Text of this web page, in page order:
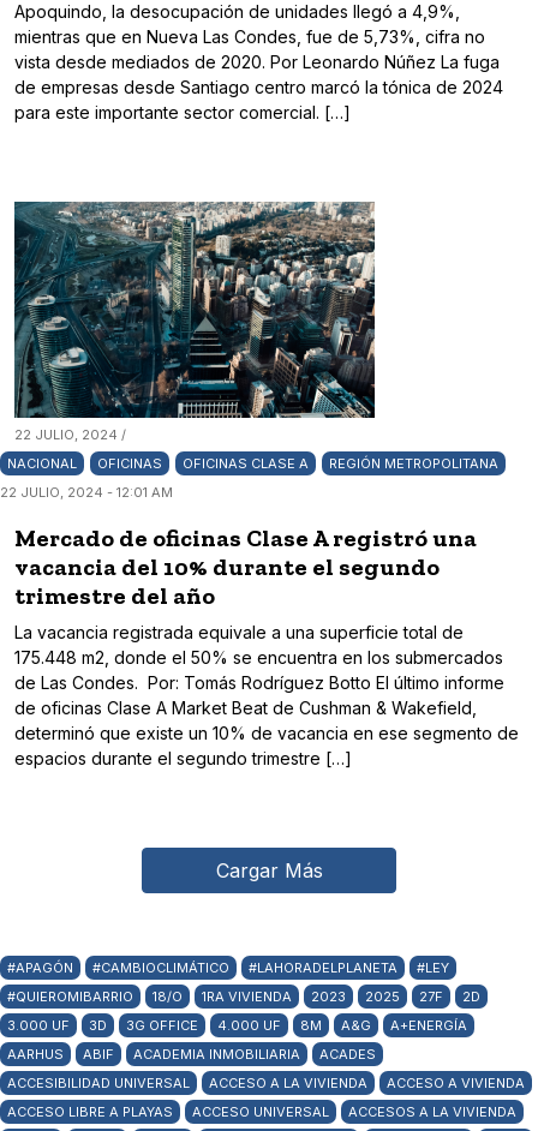
Apoquindo, la desocupación de unidades llegó a 4,9%,
mientras que en Nueva Las Condes, fue de 5,73%, cifra no
vista desde mediados de 2020. Por Leonardo Núñez La fuga
de empresas desde Santiago centro marcó la tónica de 2024
para este importante sector comercial. […]
22 JULIO, 2024 /
NACIONAL
OFICINAS OFICINAS CLASE A
REGIÓN METROPOLITANA
22 JULIO, 2024 - 12:01 AM
Mercado de oficinas Clase A registró una
vacancia del 10% durante el segundo
trimestre del año
La vacancia registrada equivale a una superficie total de
175.448 m2, donde el 50% se encuentra en los submercados
de Las Condes. Por: Tomás Rodríguez Botto El último informe
de oficinas Clase A Market Beat de Cushman & Wakefield,
determinó que existe un 10% de vacancia en ese segmento de
espacios durante el segundo trimestre […]
Cargar Más
#APAGÓN #CAMBIOCLIMÁTICO #LAHORADELPLANETA
#LEY
#QUIEROMIBARRIO
18/O 1RA VIVIENDA 2023 2025 27F
2D
3.000 UF
3D 3G OFFICE 4.000 UF 8M A&G
A+ENERGÍA
AARHUS
ABIF ACADEMIA INMOBILIARIA
ACADES
ACCESIBILIDAD UNIVERSAL
ACCESO A LA VIVIENDA
ACCESO A VIVIENDA
ACCESO LIBRE A PLAYAS
ACCESO UNIVERSAL
ACCESOS A LA VIVIENDA